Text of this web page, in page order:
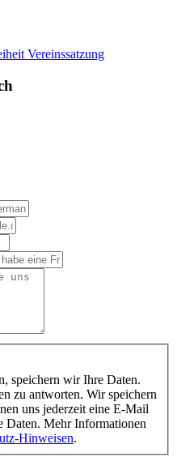
Vereinssatzung
speichern wir Ihre Daten.
zu antworten. Wir speichern
uns jederzeit eine E-Mail
Daten. Mehr Informationen
Hinweisen.